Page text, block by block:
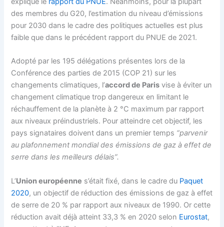
des membres du G20, l’estimation du niveau d’émissions
pour 2030 dans le cadre des politiques actuelles est plus
faible que dans le précédent rapport du PNUE de 2021.
Adopté par les 195 délégations présentes lors de la
Conférence des parties de 2015 (COP 21) sur les
changements climatiques, l’accord de Paris vise à éviter un
changement climatique trop dangereux en limitant le
réchauffement de la planète à 2 °C maximum par rapport
aux niveaux préindustriels. Pour atteindre cet objectif, les
pays signataires doivent dans un premier temps “parvenir
au plafonnement mondial des émissions de gaz à effet de
serre dans les meilleurs délais”.
L’Union européenne s’était fixé, dans le cadre du Paquet
2020, un objectif de réduction des émissions de gaz à effet
de serre de 20 % par rapport aux niveaux de 1990. Or cette
réduction avait déjà atteint 33,3 % en 2020 selon Eurostat,